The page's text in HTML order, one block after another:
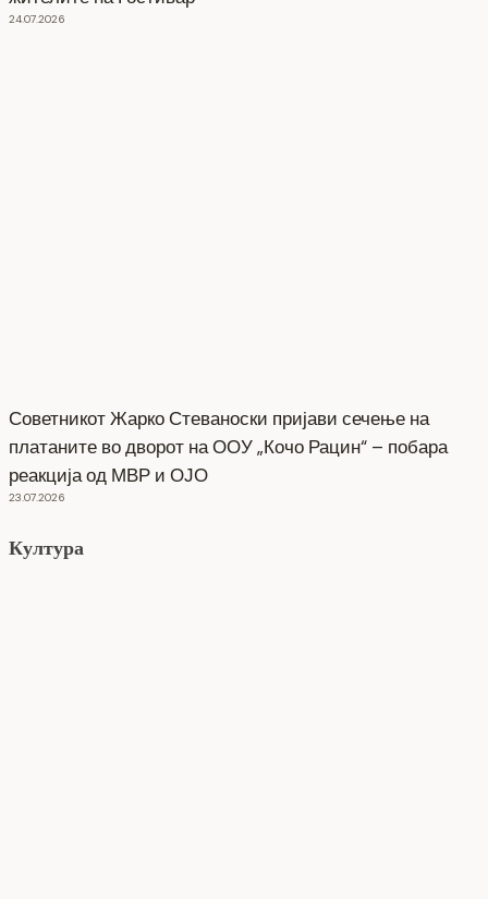
24.07.2026
Советникот Жарко Стеваноски пријави сечење на
платаните во дворот на ООУ „Кочо Рацин“ – побара
реакција од МВР и ОЈО
23.07.2026
Култура